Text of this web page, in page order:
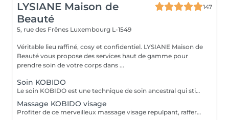
LYSIANE Maison de
Beauté
147
5, rue des Frênes Luxembourg L-1549
Véritable lieu raffiné, cosy et confidentiel. LYSIANE Maison de
Beauté vous propose des services haut de gamme pour
prendre soin de votre corps dans ...
Soin KOBIDO
Le soin KOBIDO est une technique de soin ancestral qui stimule la tonicité de la peau et ralentit le processus de vieillissement cutané. Il stimule la microcirculation sanguine, aide l'organisme à éliminer les toxines et les cellules à booster la production de collagène pour libérer le visage de ses tensions.
Massage KOBIDO visage
Profiter de ce merveilleux massage visage repulpant, raffermissant et anti-âge sans faire de nettoyage complet et vous relaxer. Ce massage peut être réalisé 1 à 2 fois par semaine. Mais au moins une fois par mois, faire le soin visage KOBIDO intégral de 1H ou 1H30 afin de nettoyer la peau en profondeur.